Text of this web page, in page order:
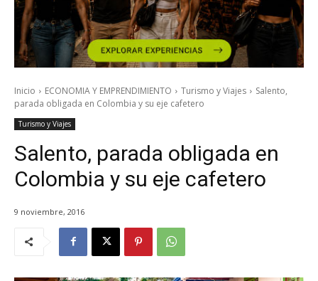
Inicio ECONOMIA Y EMPRENDIMIENTO Turismo y Viajes
Salento,
parada obligada en Colombia y su eje cafetero
Turismo y Viajes
Salento, parada obligada en
Colombia y su eje cafetero
9 noviembre, 2016